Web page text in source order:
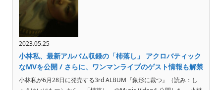
2023.05.25
小林私、最新アルバム収録の「杮落し」 アクロバティック
なMVを公開 / さらに、ワンマンライブのゲスト情報も解禁
小林私が6月28日に発売する3rd ALBUM『象形に裁つ』（読み：し